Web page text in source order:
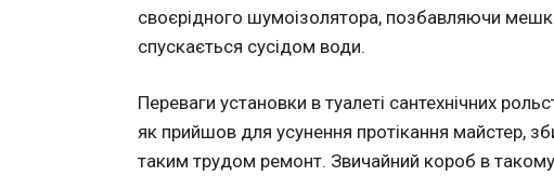
своєрідного шумоізолятора, позбавляючи
спускається сусідом води.
Переваги установки в туалеті сантехнічних
як прийшов для усунення протікання майстер,
таким трудом ремонт. Звичайний короб в